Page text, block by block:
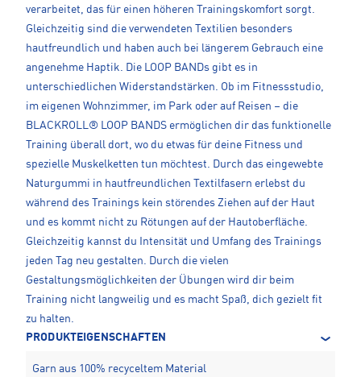
verarbeitet, das für einen höheren Trainingskomfort sorgt.
Gleichzeitig sind die verwendeten Textilien besonders
hautfreundlich und haben auch bei längerem Gebrauch eine
angenehme Haptik. Die LOOP BANDs gibt es in
unterschiedlichen Widerstandstärken. Ob im Fitnessstudio,
im eigenen Wohnzimmer, im Park oder auf Reisen – die
BLACKROLL® LOOP BANDS ermöglichen dir das funktionelle
Training überall dort, wo du etwas für deine Fitness und
spezielle Muskelketten tun möchtest. Durch das eingewebte
Naturgummi in hautfreundlichen Textilfasern erlebst du
während des Trainings kein störendes Ziehen auf der Haut
und es kommt nicht zu Rötungen auf der Hautoberfläche.
Gleichzeitig kannst du Intensität und Umfang des Trainings
jeden Tag neu gestalten. Durch die vielen
Gestaltungsmöglichkeiten der Übungen wird dir beim
Training nicht langweilig und es macht Spaß, dich gezielt fit
zu halten.
PRODUKTEIGENSCHAFTEN
Garn aus 100% recyceltem Material